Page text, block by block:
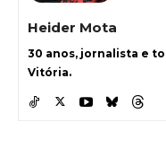
Heider Mota
30 anos, jornalista e
Vitória.